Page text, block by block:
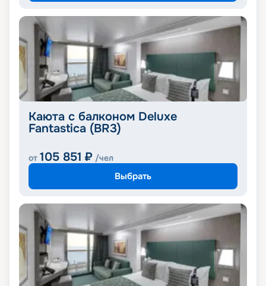
Каюта с балконом Deluxe
Fantastica (BR3)
от 105 851 ₽ /чел
Выбрать